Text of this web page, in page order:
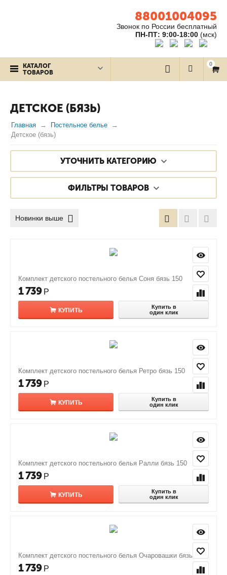
88001004095
Звонок по России бесплатный
ПН-ПТ: 9:00-18:00 (мск)
КАТАЛОГ
ТОВАРОВ
0
ДЕТСКОЕ (БЯЗЬ)
Главная
Постельное белье
Детское (бязь)
УТОЧНИТЬ КАТЕГОРИЮ
ФИЛЬТРЫ ТОВАРОВ
Новинки выше
Комплект детского постельного белья Соня бязь 150
1 739 Р
КУПИТЬ
Купить в
один клик
Комплект детского постельного белья Ретро бязь 150
1 739 Р
КУПИТЬ
Купить в
один клик
Комплект детского постельного белья Ралли бязь 150
1 739 Р
КУПИТЬ
Купить в
один клик
Комплект детского постельного белья Очаровашки бязь 150
1 739 Р